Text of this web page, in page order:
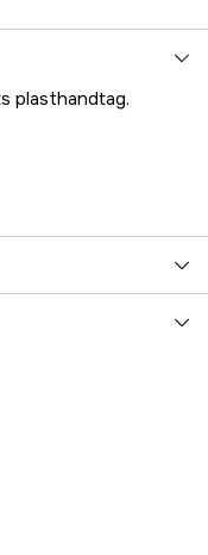
plasthandtag.
5000024034